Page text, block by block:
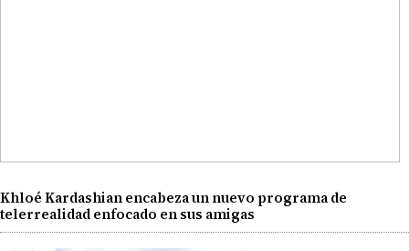
Khloé Kardashian encabeza un nuevo programa de
telerrealidad enfocado en sus amigas